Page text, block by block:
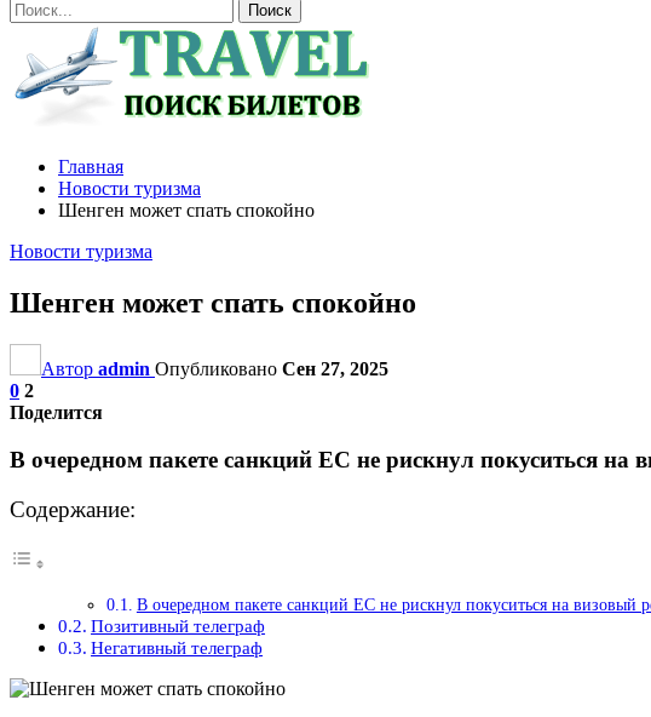
Главная
Новости туризма
Шенген может спать спокойно
Новости туризма
Шенген может спать спокойно
Автор admin Опубликовано Сен 27, 2025
0 2
Поделится
В очередном пакете санкций ЕС не рискнул покуситься на
Содержание:
В очередном пакете санкций ЕС не рискнул покуситься на визовый
Позитивный телеграф
Негативный телеграф